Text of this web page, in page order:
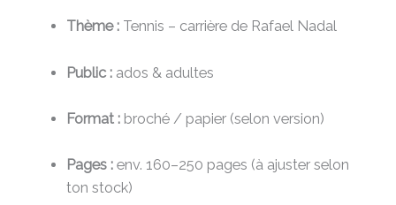
Thème :Tennis – carrière de Rafael Nadal
Public :ados & adultes
Format :broché / papier (selon version)
Pages :env. 160–250 pages (à ajuster selon
ton stock)